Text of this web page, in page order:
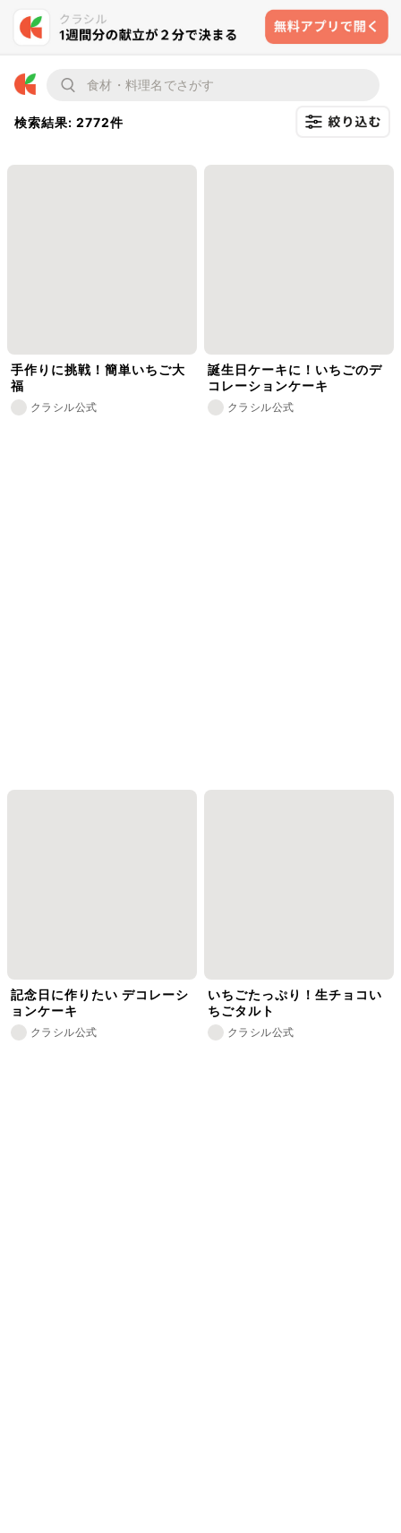
検索結果: 2772件
手作りに挑戦！簡単いちご大
福
クラシル公式
誕生日ケーキに！いちごのデ
コレーションケーキ
クラシル公式
記念日に作りたい デコレーシ
ョンケーキ
クラシル公式
いちごたっぷり！生チョコい
ちごタルト
クラシル公式